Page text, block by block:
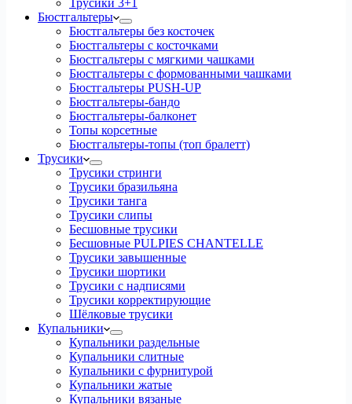
Трусики 3+1
Бюстгальтеры
Бюстгальтеры без косточек
Бюстгальтеры с косточками
Бюстгальтеры с мягкими чашками
Бюстгальтеры с формованными чашками
Бюстгальтеры PUSH-UP
Бюстгальтеры-бандо
Бюстгальтеры-балконет
Топы корсетные
Бюстгальтеры-топы (топ бралетт)
Трусики
Трусики стринги
Трусики бразильяна
Трусики танга
Трусики слипы
Бесшовные трусики
Бесшовные PULPIES CHANTELLE
Трусики завышенные
Трусики шортики
Трусики с надписями
Трусики корректирующие
Шёлковые трусики
Купальники
Купальники раздельные
Купальники слитные
Купальники с фурнитурой
Купальники жатые
Купальники вязаные